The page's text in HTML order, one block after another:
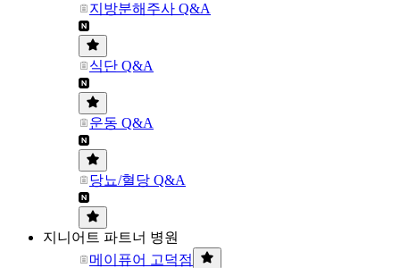
지방분해주사 Q&A
식단 Q&A
운동 Q&A
당뇨/혈당 Q&A
지니어트 파트너 병원
메이퓨어 고덕점